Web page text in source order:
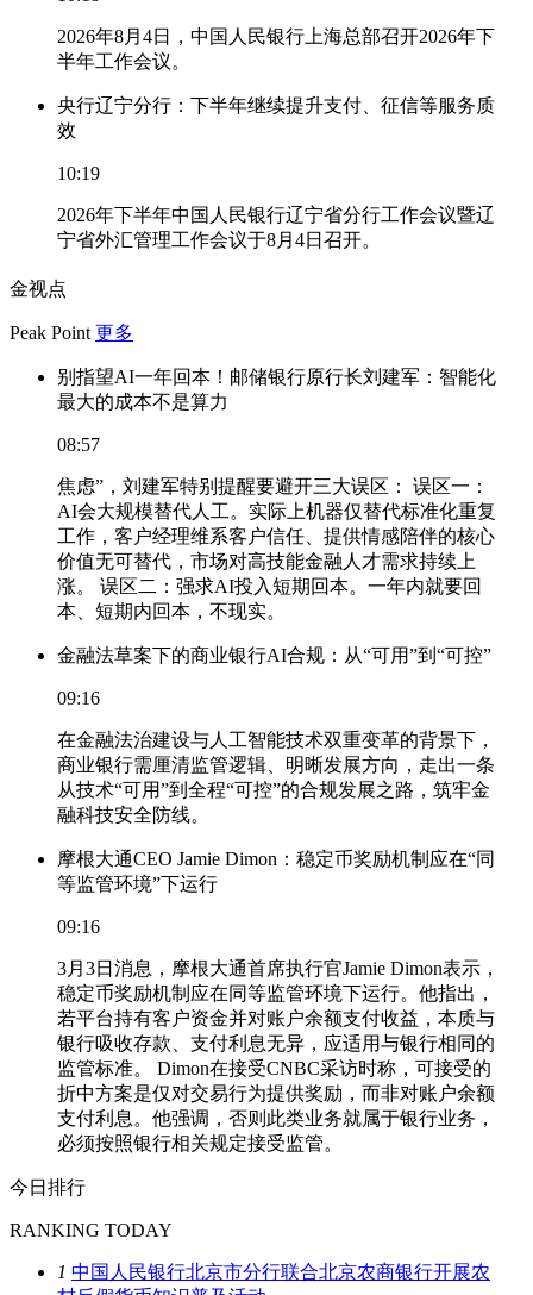
2026年8月4日，中国人民银行上海总部召开2026年下
半年工作会议。
央行辽宁分行：下半年继续提升支付、征信等服务质
效
10:19
2026年下半年中国人民银行辽宁省分行工作会议暨辽
宁省外汇管理工作会议于8月4日召开。
金视点
Peak Point 更多
别指望AI一年回本！邮储银行原行长刘建军：智能化
最大的成本不是算力
08:57
焦虑”，刘建军特别提醒要避开三大误区： 误区一：
AI会大规模替代人工。实际上机器仅替代标准化重复
工作，客户经理维系客户信任、提供情感陪伴的核心
价值无可替代，市场对高技能金融人才需求持续上
涨。 误区二：强求AI投入短期回本。一年内就要回
本、短期内回本，不现实。
金融法草案下的商业银行AI合规：从“可用”到“可控”
09:16
在金融法治建设与人工智能技术双重变革的背景下，
商业银行需厘清监管逻辑、明晰发展方向，走出一条
从技术“可用”到全程“可控”的合规发展之路，筑牢金
融科技安全防线。
摩根大通CEO Jamie Dimon：稳定币奖励机制应在“同
等监管环境”下运行
09:16
3月3日消息，摩根大通首席执行官Jamie Dimon表示，
稳定币奖励机制应在同等监管环境下运行。他指出，
若平台持有客户资金并对账户余额支付收益，本质与
银行吸收存款、支付利息无异，应适用与银行相同的
监管标准。 Dimon在接受CNBC采访时称，可接受的
折中方案是仅对交易行为提供奖励，而非对账户余额
支付利息。他强调，否则此类业务就属于银行业务，
必须按照银行相关规定接受监管。
今日排行
RANKING TODAY
1 中国人民银行北京市分行联合北京农商银行开展农